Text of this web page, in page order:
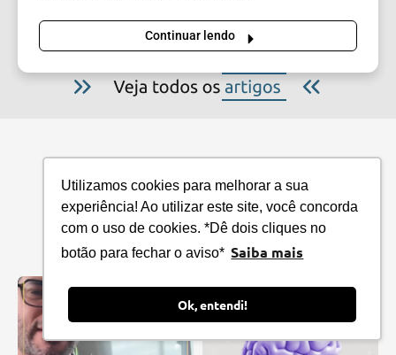
Utilizamos cookies para melhorar a sua
experiência! Ao utilizar este site, você concorda
com o uso de cookies. *Dê dois cliques no
botão para fechar o aviso* Saiba mais
Ok, entendi!
Continuar lendo
cmos.drake